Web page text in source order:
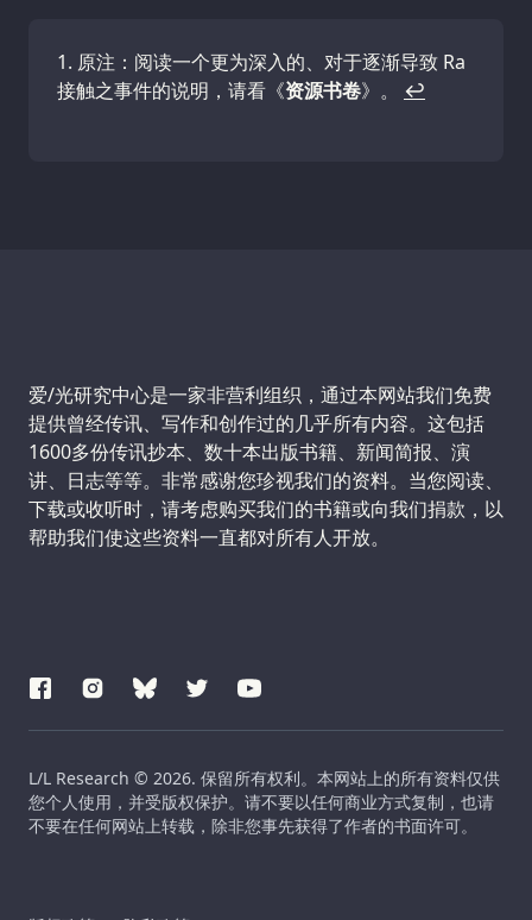
原注：阅读一个更为深入的、对于逐渐导致 Ra
接触之事件的说明，请看《资源书卷》。 ↩
Support us:
爱/光研究中心是一家非营利组织，通过本网站我们免费
提供曾经传讯、写作和创作过的几乎所有内容。这包括
1600多份传讯抄本、数十本出版书籍、新闻简报、演
讲、日志等等。非常感谢您珍视我们的资料。当您阅读、
下载或收听时，请考虑购买我们的书籍或向我们捐款，以
帮助我们使这些资料一直都对所有人开放。
L/L Research © 2026. 保留所有权利。本网站上的所有资料仅供
您个人使用，并受版权保护。请不要以任何商业方式复制，也请
不要在任何网站上转载，除非您事先获得了作者的书面许可。